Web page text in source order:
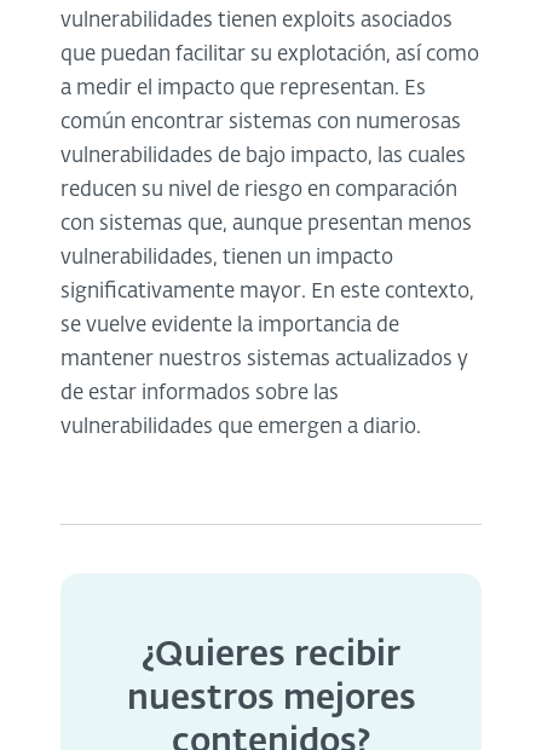
vulnerabilidades tienen exploits asociados
que puedan facilitar su explotación, así como
a medir el impacto que representan. Es
común encontrar sistemas con numerosas
vulnerabilidades de bajo impacto, las cuales
reducen su nivel de riesgo en comparación
con sistemas que, aunque presentan menos
vulnerabilidades, tienen un impacto
significativamente mayor. En este contexto,
se vuelve evidente la importancia de
mantener nuestros sistemas actualizados y
de estar informados sobre las
vulnerabilidades que emergen a diario.
¿Quieres recibir
nuestros mejores